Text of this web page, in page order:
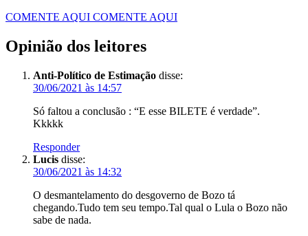
COMENTE AQUI COMENTE AQUI
Opinião dos leitores
Anti-Político de Estimação disse:
30/06/2021 às 14:57
Só faltou a conclusão : “E esse BILETE é verdade”.
Kkkkk
Responder
Lucis disse:
30/06/2021 às 14:32
O desmantelamento do desgoverno de Bozo tá
chegando.Tudo tem seu tempo.Tal qual o Lula o Bozo não
sabe de nada.